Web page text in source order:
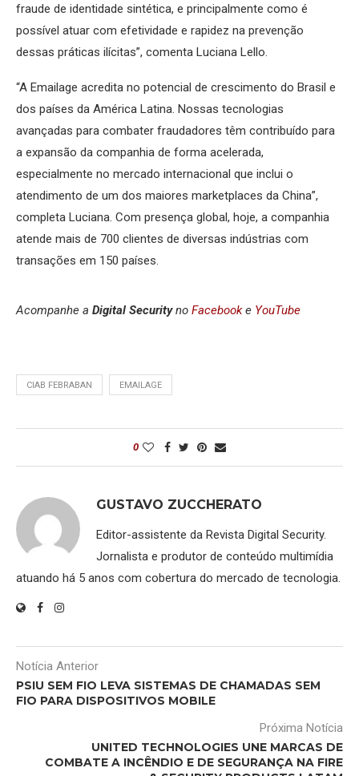
fraude de identidade sintética, e principalmente como é
possível atuar com efetividade e rapidez na prevenção
dessas práticas ilícitas”, comenta Luciana Lello.
“A Emailage acredita no potencial de crescimento do Brasil e
dos países da América Latina. Nossas tecnologias
avançadas para combater fraudadores têm contribuído para
a expansão da companhia de forma acelerada,
especialmente no mercado internacional que inclui o
atendimento de um dos maiores marketplaces da China”,
completa Luciana. Com presença global, hoje, a companhia
atende mais de 700 clientes de diversas indústrias com
transações em 150 países.
Acompanhe a Digital Securityno Facebooke YouTube
CIAB FEBRABAN EMAILAGE
0
GUSTAVO ZUCCHERATO
Editor-assistente da Revista Digital Security.
Jornalista e produtor de conteúdo multimídia
atuando há 5 anos com cobertura do mercado de tecnologia.
Notícia Anterior
PSIU SEM FIO LEVA SISTEMAS DE CHAMADAS SEM
FIO PARA DISPOSITIVOS MOBILE
Próxima Notícia
UNITED TECHNOLOGIES UNE MARCAS DE
COMBATE A INCÊNDIO E DE SEGURANÇA NA FIRE